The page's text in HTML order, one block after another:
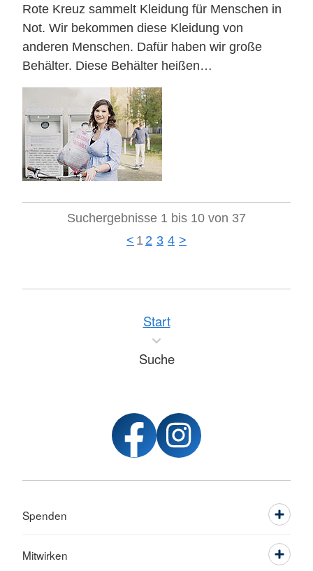
Rote Kreuz sammelt Kleidung für Menschen in
Not. Wir bekommen diese Kleidung von
anderen Menschen. Dafür haben wir große
Behälter. Diese Behälter heißen…
Suchergebnisse 1 bis 10 von 37
< 1 2 3 4 >
Start
Suche
Spenden
Mitwirken